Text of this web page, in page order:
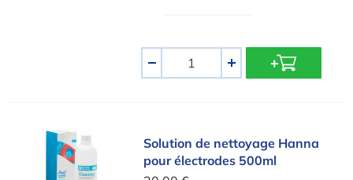
+
Solution de nettoyage Hanna pour électrodes
Solution de nettoyage Hanna
pour électrodes 500ml